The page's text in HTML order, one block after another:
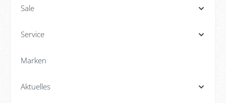
Sale
Service
Marken
Aktuelles